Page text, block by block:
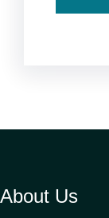
About Us